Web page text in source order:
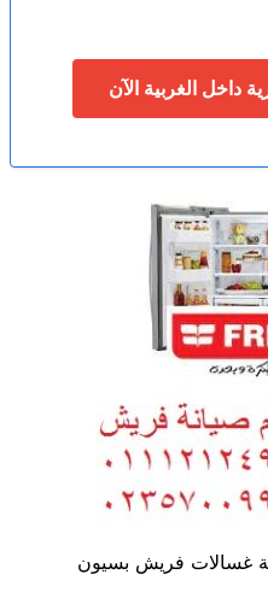
داخل الغربية الآن
غسالات فريش بسيون